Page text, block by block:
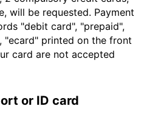
will be requested. Payment
"debit card", "prepaid",
"ecard" printed on the front
card are not accepted
or ID card